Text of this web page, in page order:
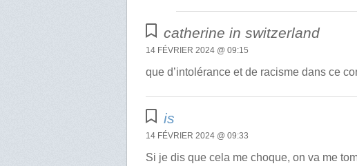
catherine in switzerland
14 FÉVRIER 2024 @ 09:15
que d’intolérance et de racisme dans ce
is
14 FÉVRIER 2024 @ 09:33
Si je dis que cela me choque, on va me